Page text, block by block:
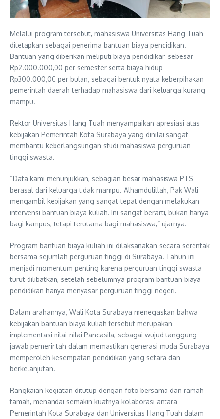
Melalui program tersebut, mahasiswa Universitas Hang Tuah
ditetapkan sebagai penerima bantuan biaya pendidikan.
Bantuan yang diberikan meliputi biaya pendidikan sebesar
Rp2.000.000,00 per semester serta biaya hidup
Rp300.000,00 per bulan, sebagai bentuk nyata keberpihakan
pemerintah daerah terhadap mahasiswa dari keluarga kurang
mampu.
Rektor Universitas Hang Tuah menyampaikan apresiasi atas
kebijakan Pemerintah Kota Surabaya yang dinilai sangat
membantu keberlangsungan studi mahasiswa perguruan
tinggi swasta.
“Data kami menunjukkan, sebagian besar mahasiswa PTS
berasal dari keluarga tidak mampu. Alhamdulillah, Pak Wali
mengambil kebijakan yang sangat tepat dengan melakukan
intervensi bantuan biaya kuliah. Ini sangat berarti, bukan hanya
bagi kampus, tetapi terutama bagi mahasiswa,” ujarnya.
Program bantuan biaya kuliah ini dilaksanakan secara serentak
bersama sejumlah perguruan tinggi di Surabaya. Tahun ini
menjadi momentum penting karena perguruan tinggi swasta
turut dilibatkan, setelah sebelumnya program bantuan biaya
pendidikan hanya menyasar perguruan tinggi negeri.
Dalam arahannya, Wali Kota Surabaya menegaskan bahwa
kebijakan bantuan biaya kuliah tersebut merupakan
implementasi nilai-nilai Pancasila, sebagai wujud tanggung
jawab pemerintah dalam memastikan generasi muda Surabaya
memperoleh kesempatan pendidikan yang setara dan
berkelanjutan.
Rangkaian kegiatan ditutup dengan foto bersama dan ramah
tamah, menandai semakin kuatnya kolaborasi antara
Pemerintah Kota Surabaya dan Universitas Hang Tuah dalam